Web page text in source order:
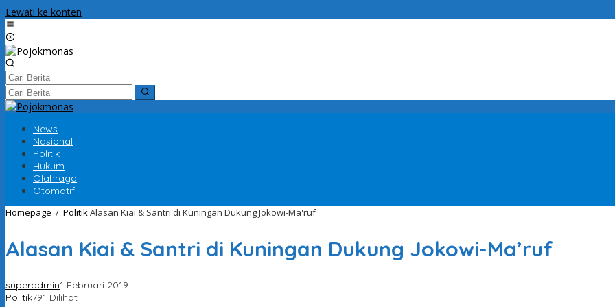
Lewati ke konten
News
Nasional
Politik
Hukum
Olahraga
Otomatif
Homepage / PolitikAlasan Kiai & Santri di Kuningan Dukung Jokowi-Ma'ruf
Alasan Kiai & Santri di Kuningan Dukung Jokowi-Ma’ruf
superadmin1 Februari 2019
Politik791 Dilihat